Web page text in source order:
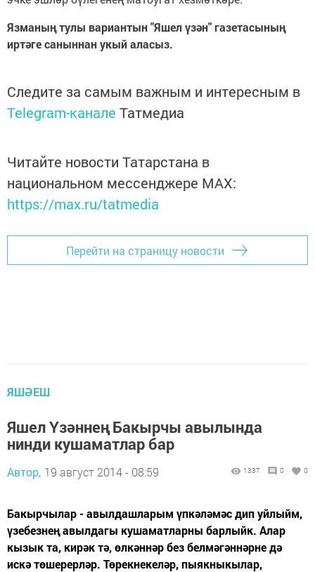
Язманың тулы вариантын "Яшел үзән" газетасының
иртәге саныннан укый аласыз.
Следите за самым важным и интересным в
Telegram-канале Татмедиа
Читайте новости Татарстана в
национальном мессенджере MАХ:
https://max.ru/tatmedia
Перейти на страницу новости
ЯШӘЕШ
Яшел Үзәннең Бакырчы авылында
нинди кушаматлар бар
Автор, 19 август 2014 - 08:59 1337 0 0
Бакырчылар - авылдашларым үпкәләмәс дип уйлыйм,
үзебезнең авылдагы кушаматларны барлыйк. Алар
кызык та, кирәк тә, өлкәннәр без белмәгәннәрне дә
искә төшерерләр. Төрекнекеләр, пыякныкылар,